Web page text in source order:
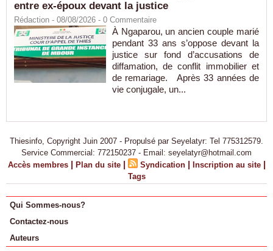
entre ex-époux devant la justice
Rédaction - 08/08/2026 - 0 Commentaire
À Ngaparou, un ancien couple marié
pendant 33 ans s’oppose devant la
justice sur fond d’accusations de
diffamation, de conflit immobilier et
de remariage. Après 33 années de
vie conjugale, un...
Thiesinfo, Copyright Juin 2007 - Propulsé par Seyelatyr: Tel 775312579.
Service Commercial: 772150237 - Email: seyelatyr@hotmail.com
Accès membres | Plan du site | Syndication | Inscription au site |
Tags
Qui Sommes-nous?
Contactez-nous
Auteurs